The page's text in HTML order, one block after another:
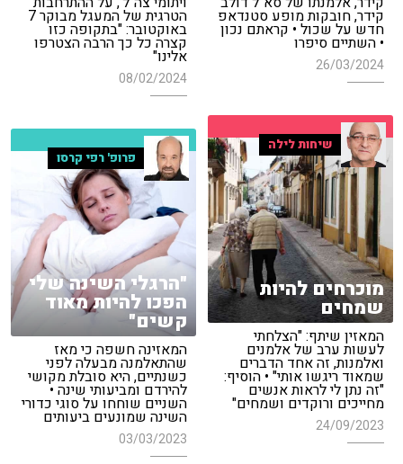
קידר, חובקות מופע סטנדאפ
חדש על שכול • קראתם נכון
• השתיים סיפרו
26/03/2024
הטרגית של המעגל מבוקר 7
באוקטובר: "בתקופה כזו
קצרה כל כך הרבה הצטרפו
אלינו"
08/02/2024
שיחות לילה
מוכרחים להיות
שמחים
המאזין שיתף: "הצלחתי
לעשות ערב של אלמנים
ואלמנות, זה אחד הדברים
שמאוד ריגשו אותי" • הוסיף:
"זה נתן לי לראות אנשים
מחייכים ורוקדים ושמחים"
24/09/2023
פרופ' רפי קרסו
"הרגלי השינה שלי
הפכו להיות מאוד
קשים"
המאזינה חשפה כי מאז
שהתאלמנה מבעלה לפני
כשנתיים, היא סובלת מקושי
להירדם ומביעותי שינה •
השניים שוחחו על סוגי כדורי
השינה שמונעים ביעותים
03/03/2023